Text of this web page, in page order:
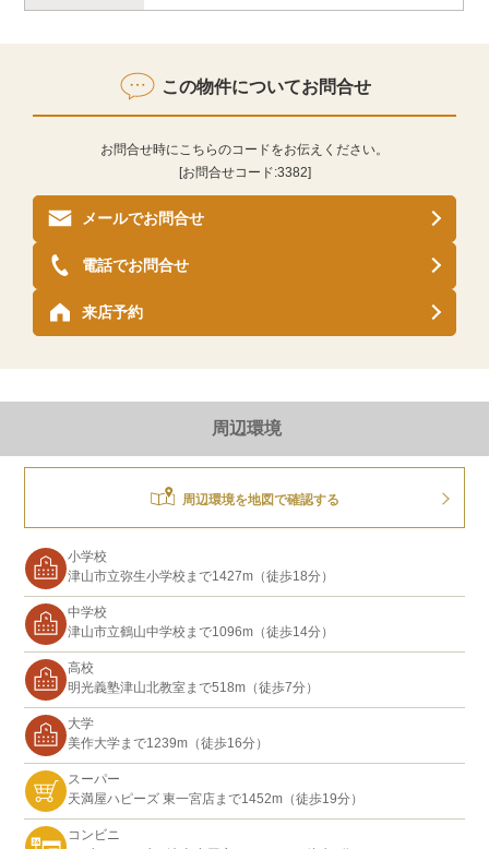
この物件についてお問合せ
お問合せ時にこちらのコードをお伝えください。
[お問合せコード:3382]
メールでお問合せ
来店予約
電話でお問合せ
周辺環境
周辺環境を地図で確認する
小学校
津山市立弥生小学校まで1427m（徒歩18分）
中学校
津山市立鶴山中学校まで1096m（徒歩14分）
高校
明光義塾津山北教室まで518m（徒歩7分）
大学
美作大学まで1239m（徒歩16分）
スーパー
天満屋ハピーズ 東一宮店まで1452m（徒歩19分）
コンビニ